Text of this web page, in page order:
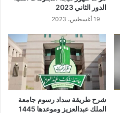
الدور الثاني 2023
19 أغسطس، 2023
شرح طريقة سداد رسوم جامعة
الملك عبدالعزيز وموعدها 1445